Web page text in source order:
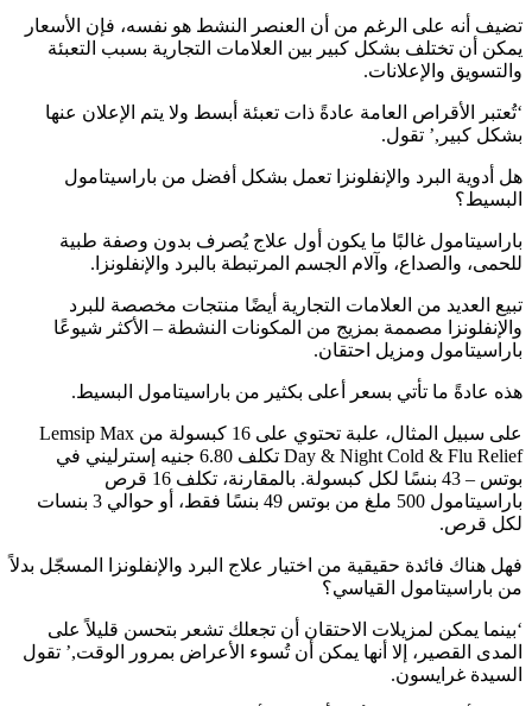
تضيف أنه على الرغم من أن العنصر النشط هو نفسه، فإن الأسعار
يمكن أن تختلف بشكل كبير بين العلامات التجارية بسبب التعبئة
والتسويق والإعلانات.
‘تُعتبر الأقراص العامة عادةً ذات تعبئة أبسط ولا يتم الإعلان عنها
بشكل كبير,’ تقول.
هل أدوية البرد والإنفلونزا تعمل بشكل أفضل من باراسيتامول
البسيط؟
باراسيتامول غالبًا ما يكون أول علاج يُصرف بدون وصفة طبية
للحمى، والصداع، وآلام الجسم المرتبطة بالبرد والإنفلونزا.
تبيع العديد من العلامات التجارية أيضًا منتجات مخصصة للبرد
والإنفلونزا مصممة بمزيج من المكونات النشطة – الأكثر شيوعًا
باراسيتامول ومزيل احتقان.
هذه عادةً ما تأتي بسعر أعلى بكثير من باراسيتامول البسيط.
على سبيل المثال، علبة تحتوي على 16 كبسولة من Lemsip Max
Day & Night Cold & Flu Relief تكلف 6.80 جنيه إسترليني في
بوتس – 43 بنسًا لكل كبسولة. بالمقارنة، تكلف 16 قرص
باراسيتامول 500 ملغ من بوتس 49 بنسًا فقط، أو حوالي 3 بنسات
لكل قرص.
فهل هناك فائدة حقيقية من اختيار علاج البرد والإنفلونزا المسجّل بدلاً
من باراسيتامول القياسي؟
‘بينما يمكن لمزيلات الاحتقان أن تجعلك تشعر بتحسن قليلاً على
المدى القصير، إلا أنها يمكن أن تُسوء الأعراض بمرور الوقت,’ تقول
السيدة غرايسون.